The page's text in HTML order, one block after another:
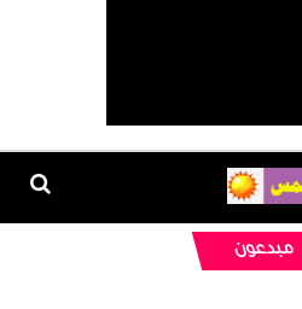
مبدعون